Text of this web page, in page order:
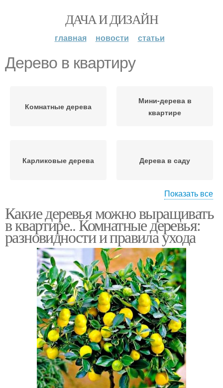
ДАЧА И ДИЗАЙН
главная новости статьи
Дерево в квартиру
Комнатные дерева
Мини-дерева в
квартире
Карликовые дерева Дерева в саду
Плодовые дерева Благоприятные дерева
Большое дерево Дерева в горшках
Дерева в квартире
Показать все
Какие деревья можно выращивать
в квартире.. Комнатные деревья:
разновидности и правила ухода